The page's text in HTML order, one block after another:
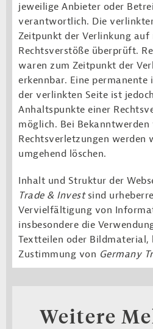
jeweilige Anbieter oder
verantwortlich. Die
Zeitpunkt der Verlinkung auf
Rechtsverstöße überprüft.
waren zum Zeitpunkt der
erkennbar. Eine
der verlinkten Seite ist
Anhaltspunkte einer
möglich. Bei Bekanntwerden
Rechtsverletzungen werden
umgehend löschen.
Inhalt und Struktur der
Trade & Investsind
Vervielfältigung von
insbesondere die
Textteilen oder Bildmaterial,
Zustimmung von Germany
Weitere